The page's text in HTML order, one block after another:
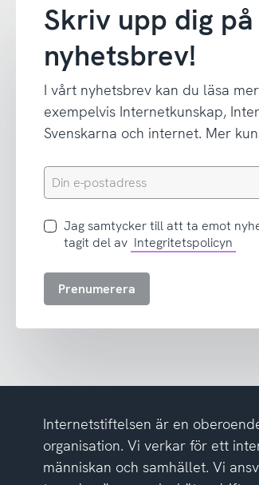
Skriv upp dig
nyhetsbrev!
I vårt nyhetsbrev kan du läsa
exempelvis Internetkunskap,
Svenskarna och internet. Mer
Din
e-
Jag
samtycker
att
nyhetsbrev
tagit
av
integritetspolicyn
Jag samtycker till att ta emot
tagit del av Integritetspolicyn
Prenumerera
Internetstiftelsen är en
organisation. Vi verkar för ett
människan och samhället. Vi